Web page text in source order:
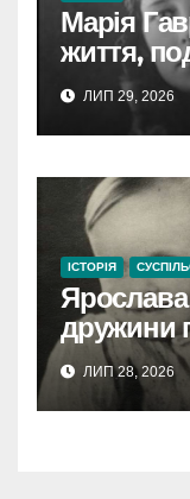
Марія
життя,
ЛИП 29, 2026
ІСТОРІЯ
дружини
ЛИП 28, 2026